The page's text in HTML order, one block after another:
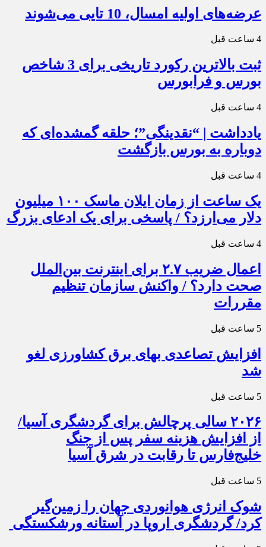
عرضه‌های اولیه امسال، 10 تایی می‌شوند
4 ساعت قبل
ثبت بالاترین رکورد تاریخی برای 3 شاخص
بورس و فرابورس
4 ساعت قبل
یادداشت | “نقدینگی”؛ حلقه گمشده‌ای که
دوباره به بورس بازگشت
4 ساعت قبل
یک ساعت از زمان ایلان ماسک ۱۰۰ میلیون
دلار می‌ارزد؟ / پاسخی برای یک ادعای بزرگ
4 ساعت قبل
اعمال ضریب ۲.۷ برای اینترنت بین‌الملل
صحت دارد؟ / واکنش سازمان تنظیم
مقررات
5 ساعت قبل
افزایش تصاعدی بهای برق کشاورزی لغو
شد
5 ساعت قبل
۲۰۲۶ سالی پرچالش برای گردشگری آسیا/
از افزایش هزینه سفر پس از جنگ
خلیج‌فارس تا رقابت در شرق آسیا
5 ساعت قبل
شوک انرژی هوانوردی جهان را زمین‌گیر
کرد/ گردشگری اروپا در آستانه ورشکستگی